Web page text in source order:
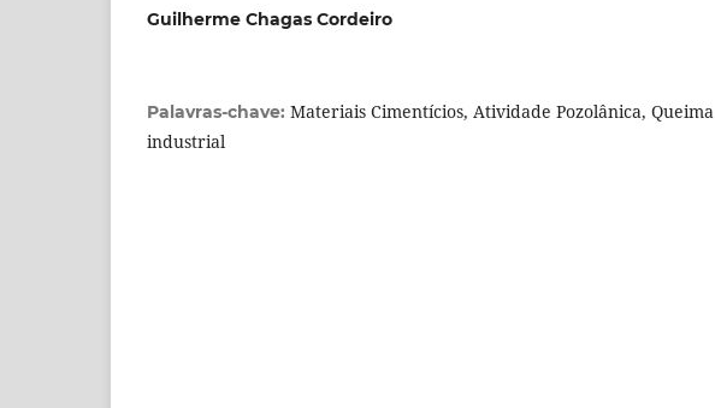
Guilherme Chagas Cordeiro
Palavras-chave: Materiais Cimentícios, Atividade Pozolânica, Queima
industrial